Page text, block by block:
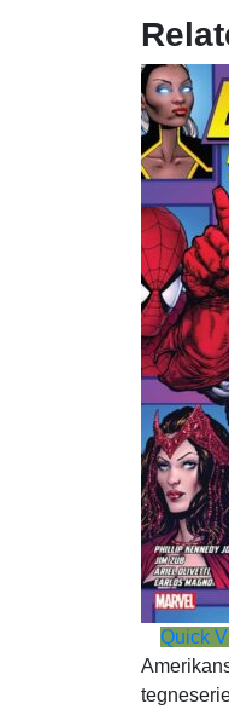
Quick